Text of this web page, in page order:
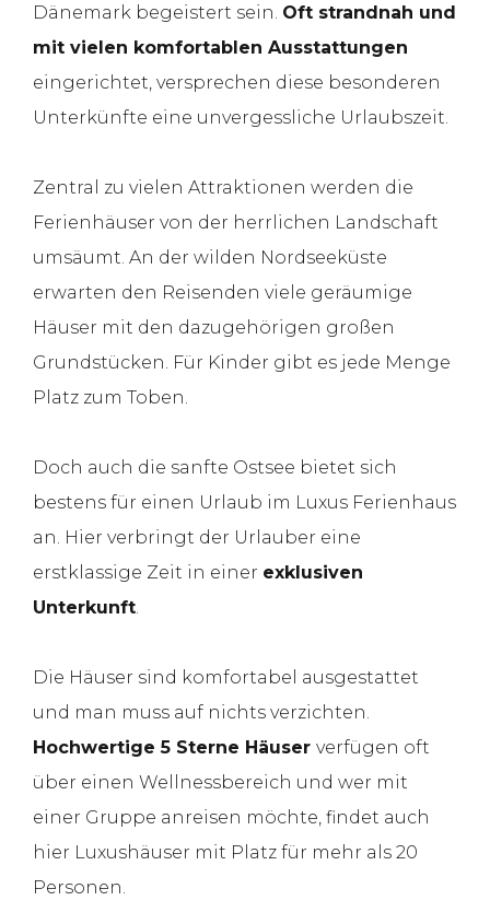
Dänemark begeistert sein. Oft strandnah und
mit vielen komfortablen Ausstattungen
eingerichtet, versprechen diese besonderen
Unterkünfte eine unvergessliche Urlaubszeit.
Zentral zu vielen Attraktionen werden die
Ferienhäuser von der herrlichen Landschaft
umsäumt. An der wilden Nordseeküste
erwarten den Reisenden viele geräumige
Häuser mit den dazugehörigen großen
Grundstücken. Für Kinder gibt es jede Menge
Platz zum Toben.
Doch auch die sanfte Ostsee bietet sich
bestens für einen Urlaub im Luxus Ferienhaus
an. Hier verbringt der Urlauber eine
erstklassige Zeit in einer exklusiven
Unterkunft
Die Häuser sind komfortabel ausgestattet
und man muss auf nichts verzichten.
Hochwertige 5 Sterne Häuser verfügen oft
über einen Wellnessbereich und wer mit
einer Gruppe anreisen möchte, findet auch
hier Luxushäuser mit Platz für mehr als 20
Personen.